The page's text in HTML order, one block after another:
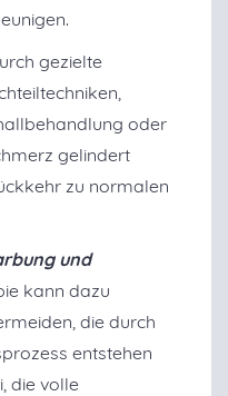
gezielte
oder
gelindert
zu normalen
und
kann dazu
die durch
entstehen
die volle